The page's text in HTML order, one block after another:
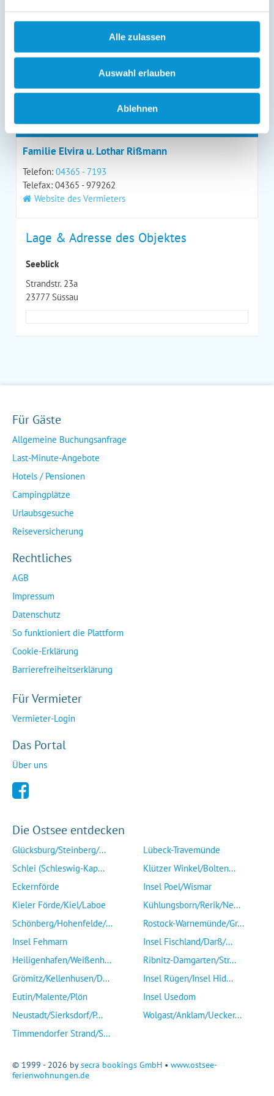
Alle zulassen
Auswahl erlauben
Ablehnen
*= Pflichtfeld
Kontaktdaten
Ihr Ansprechpartner
Familie Elvira u. Lothar Rißmann
Telefon: 04365 - 7193
Telefax: 04365 - 979262
Website des Vermieters
Lage & Adresse des Objektes
Seeblick
Strandstr. 23a
23777 Süssau
Für Gäste
Allgemeine Buchungsanfrage
Last-Minute-Angebote
Hotels / Pensionen
Campingplätze
Urlaubsgesuche
Reiseversicherung
Rechtliches
AGB
Impressum
Datenschutz
So funktioniert die Plattform
Cookie-Erklärung
Barrierefreiheitserklärung
Für Vermieter
Vermieter-Login
Das Portal
Über uns
Die Ostsee entdecken
Glücksburg/Steinberg/...
Schlei (Schleswig-Kap...
Eckernförde
Kieler Förde/Kiel/Laboe
Schönberg/Hohenfelde/...
Insel Fehmarn
Heiligenhafen/Weißenh...
Grömitz/Kellenhusen/D...
Eutin/Malente/Plön
Neustadt/Sierksdorf/P...
Timmendorfer Strand/S...
Lübeck-Travemünde
Klützer Winkel/Bolten...
Insel Poel/Wismar
Kühlungsborn/Rerik/Ne...
Rostock-Warnemünde/Gr...
Insel Fischland/Darß/...
Ribnitz-Damgarten/Str...
Insel Rügen/Insel Hid...
Insel Usedom
Wolgast/Anklam/Uecker...
© 1999 - 2026 bysecra bookings GmbH • www.ostsee-
ferienwohnungen.de